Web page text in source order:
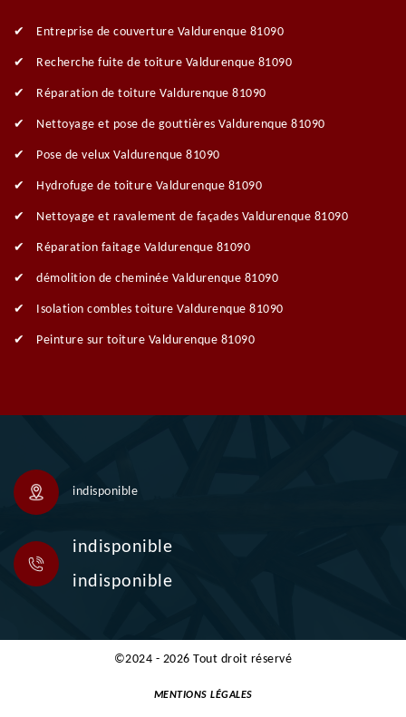
Entreprise de couverture Valdurenque 81090
Recherche fuite de toiture Valdurenque 81090
Réparation de toiture Valdurenque 81090
Nettoyage et pose de gouttières Valdurenque 81090
Pose de velux Valdurenque 81090
Hydrofuge de toiture Valdurenque 81090
Nettoyage et ravalement de façades Valdurenque 81090
Réparation faitage Valdurenque 81090
démolition de cheminée Valdurenque 81090
Isolation combles toiture Valdurenque 81090
Peinture sur toiture Valdurenque 81090
indisponible
indisponible
indisponible
©2024 - 2026 Tout droit réservé
MENTIONS LÉGALES